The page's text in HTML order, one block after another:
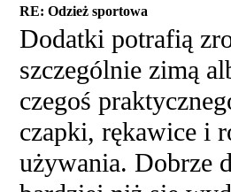
RE: Odzież sportowa
Dodatki potrafią
szczególnie zimą
czegoś
czapki, rękawice i
używania. Dobrze